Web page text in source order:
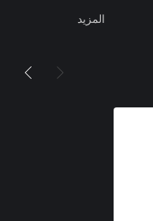
المزيد